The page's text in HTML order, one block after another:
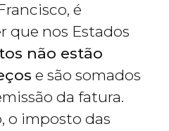
é
que nos Estados
não estão
e são somados
da fatura.
o imposto das